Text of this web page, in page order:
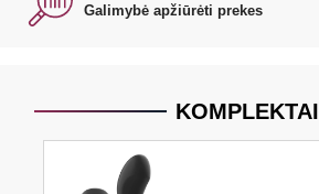
Galimybė apžiūrėti prekes
KOMPLEKTAI